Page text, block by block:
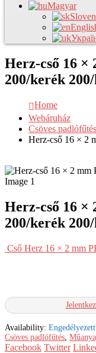
Magyar
Herz-cső 16
200/kerék
Home
Webáruház
Csöves padlófűtés
Herz-cső 16 × 2
Herz-cső 16
200/kerék
Cső Herz 16 × 2 mm
Availability:
Csöves padlófűtés
Facebook Twitter